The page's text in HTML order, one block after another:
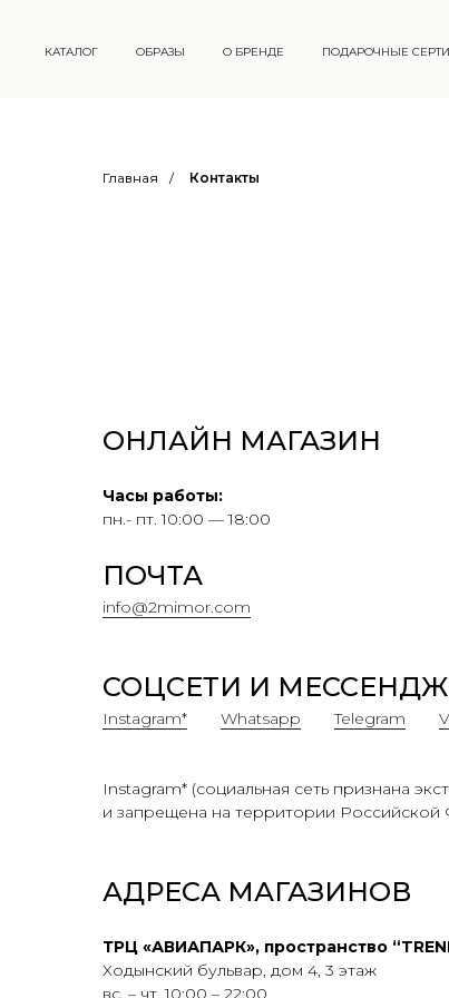
КАТАЛОГ ОБРАЗЫ О БРЕНДЕ ПОДАРОЧНЫЕ
Главная / Контакты
ОНЛАЙН МАГАЗИН
Часы работы:
пн.- пт. 10:00 — 18:00
ПОЧТА
info@2mimor.com
СОЦСЕТИ И
Instagram* Whatsapp 000Telegram
Instagram* (социальная сеть признана
и запрещена на территории Российской
АДРЕСА МАГАЗИНОВ
ТРЦ «АВИАПАРК», пространство
Ходынский бульвар, дом 4, 3 этаж
вс. – чт. 10:00 – 22:00